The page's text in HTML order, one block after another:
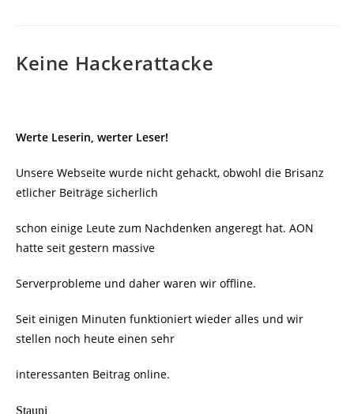
Keine Hackerattacke
Werte Leserin, werter Leser!
Unsere Webseite wurde nicht gehackt, obwohl die Brisanz
etlicher Beiträge sicherlich
schon einige Leute zum Nachdenken angeregt hat. AON
hatte seit gestern massive
Serverprobleme und daher waren wir offline.
Seit einigen Minuten funktioniert wieder alles und wir
stellen noch heute einen sehr
interessanten Beitrag online.
Stauni